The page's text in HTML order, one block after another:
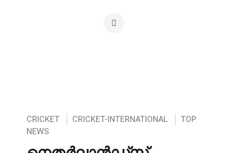
CRICKET CRICKET-INTERNATIONAL
TOP
NEWS